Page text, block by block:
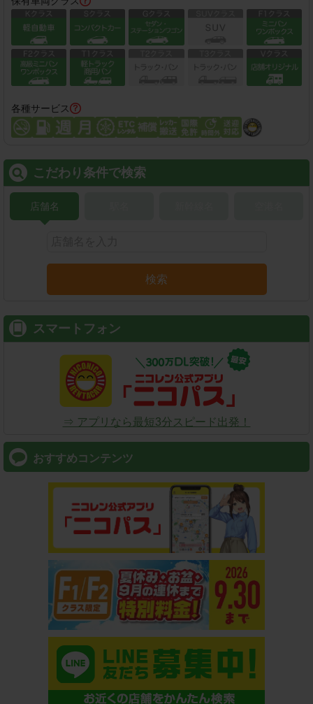
各種サービス
こだわり条件で検索
店舗名
検索
スマートフォン
⇒ アプリなら最短3分スピード出発！
おすすめコンテンツ